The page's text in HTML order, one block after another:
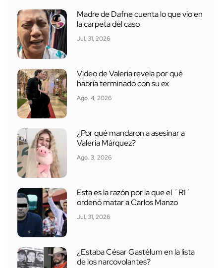
Madre de Dafne cuenta lo que vio en
la carpeta del caso
Jul. 31, 2026
Video de Valeria revela por qué
habría terminado con su ex
Ago. 4, 2026
¿Por qué mandaron a asesinar a
Valeria Márquez?
Ago. 3, 2026
Esta es la razón por la que el ´R1´
ordenó matar a Carlos Manzo
Jul. 31, 2026
¿Estaba César Gastélum en la lista
de los narcovolantes?